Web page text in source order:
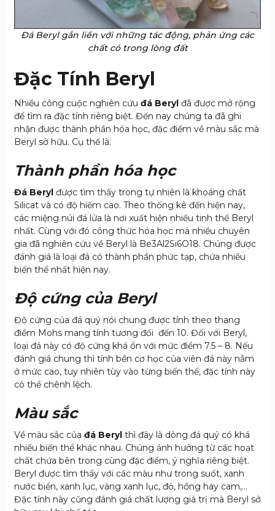
Đá Beryl gắn liền với những tác động, phản ứng các
chất có trong lòng đất
Đặc Tính Beryl
Nhiều công cuộc nghiên cứu đá Beryl đã được mở rộng
để tìm ra đặc tính riêng biệt. Đến nay chúng ta đã ghi
nhận được thành phần hóa học, đặc điểm về màu sắc mà
Beryl sở hữu. Cụ thể là:
Thành phần hóa học
Đá Beryl được tìm thấy trong tự nhiên là khoáng chất
Silicat và có độ hiếm cao. Theo thống kê đến hiện nay,
các miệng núi đá lửa là nơi xuất hiện nhiều tinh thể Beryl
nhất. Cùng với đó công thức hóa học mà nhiều chuyên
gia đã nghiên cứu về Beryl là Be3Al2Si6O18. Chúng được
đánh giá là loại đá có thành phần phức tạp, chứa nhiều
biến thể nhất hiện nay.
Độ cứng của Beryl
Độ cứng của đá quý nói chung được tính theo thang
điểm Mohs mang tính tương đối đến 10. Đối với Beryl,
loại đá này có độ cứng khá ổn với mức điểm 7.5 – 8. Nếu
đánh giá chung thì tính bền cơ học của viên đá này nằm
ở mức cao, tuy nhiên tùy vào từng biến thể, đặc tính này
có thể chênh lệch.
Màu sắc
Về màu sắc của đá Beryl thì đây là dòng đá quý có khá
nhiều biến thể khác nhau. Chúng ảnh hưởng từ các hoạt
chất chứa bên trong cùng đặc điểm, ý nghĩa riêng biệt.
Beryl được tìm thấy với các màu như trong suốt, xanh
nước biển, xanh lục, vàng xanh lục, đỏ, hồng hay cam,…
Đặc tính này cũng đánh giá chất lượng giá trị mà Beryl sở